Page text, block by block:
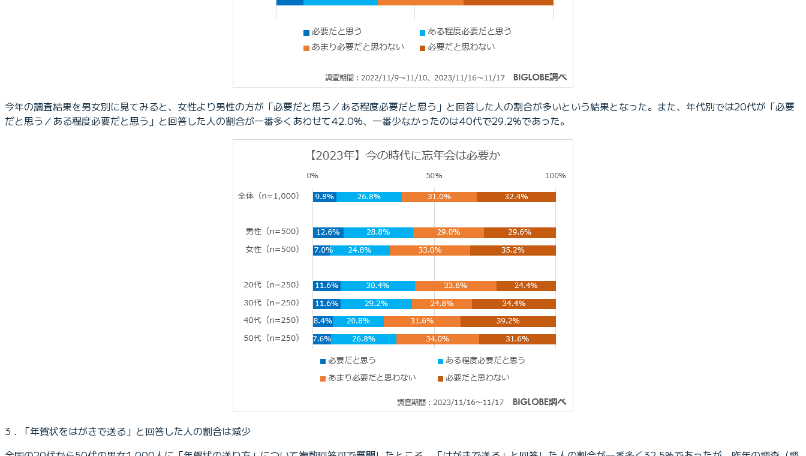
今年の調査結果を男女別に見てみると、女性より男性の方が「必要だと思う／ある程度必要だと思う」と回答した人の割合が多いという結果となった。また、年代別では20代が「必要
だと思う／ある程度必要だと思う」と回答した人の割合が一番多くあわせて42.0%、一番少なかったのは40代で29.2%であった。
3．「年賀状をはがきで送る」と回答した人の割合は減少